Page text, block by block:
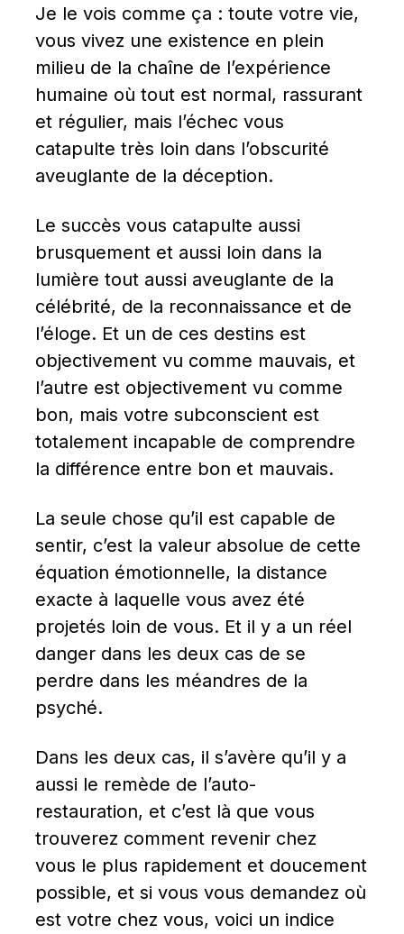
Je le vois comme ça : toute votre vie,
vous vivez une existence en plein
milieu de la chaîne de l’expérience
humaine où tout est normal, rassurant
et régulier, mais l’échec vous
catapulte très loin dans l’obscurité
aveuglante de la déception.
Le succès vous catapulte aussi
brusquement et aussi loin dans la
lumière tout aussi aveuglante de la
célébrité, de la reconnaissance et de
l’éloge. Et un de ces destins est
objectivement vu comme mauvais, et
l’autre est objectivement vu comme
bon, mais votre subconscient est
totalement incapable de comprendre
la différence entre bon et mauvais.
La seule chose qu’il est capable de
sentir, c’est la valeur absolue de cette
équation émotionnelle, la distance
exacte à laquelle vous avez été
projetés loin de vous. Et il y a un réel
danger dans les deux cas de se
perdre dans les méandres de la
psyché.
Dans les deux cas, il s’avère qu’il y a
aussi le remède de l’auto-
restauration, et c’est là que vous
trouverez comment revenir chez
vous le plus rapidement et doucement
possible, et si vous vous demandez où
est votre chez vous, voici un indice